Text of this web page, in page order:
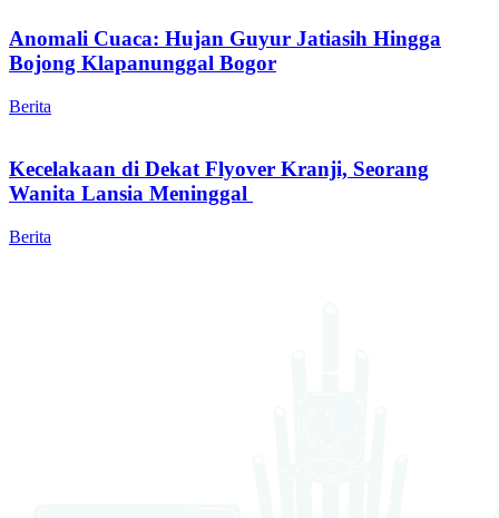
Anomali Cuaca: Hujan Guyur Jatiasih Hingga
Bojong Klapanunggal Bogor
Berita
Kecelakaan di Dekat Flyover Kranji, Seorang
Wanita Lansia Meninggal
Berita